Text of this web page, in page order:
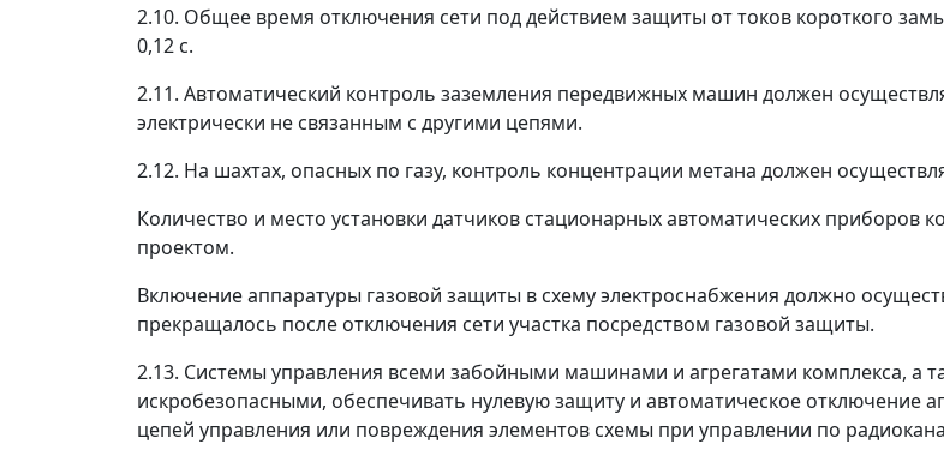
2.10. Общее время отключения сети под действием защиты от токов короткого
0,12 с.
2.11. Автоматический контроль заземления передвижных машин должен
электрически не связанным с другими цепями.
2.12. На шахтах, опасных по газу, контроль концентрации метана должен
Количество и место установки датчиков стационарных автоматических приборов
проектом.
Включение аппаратуры газовой защиты в схему электроснабжения должно
прекращалось после отключения сети участка посредством газовой защиты.
2.13. Системы управления всеми забойными машинами и агрегатами комплекса,
искробезопасными, обеспечивать нулевую защиту и автоматическое отключение
цепей управления или повреждения элементов схемы при управлении по